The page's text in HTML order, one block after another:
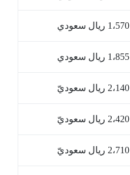
1،570 ريال سعودي
1،855 ريال سعودي
2،140 ريال سعوديّ
2،420 ريال سعوديّ
2،710 ريال سعوديّ